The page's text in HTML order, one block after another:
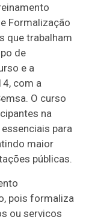
Formalização
que trabalham
de
e a
com a
O curso
na
para
maior
públicas.
pois formaliza
ou serviços